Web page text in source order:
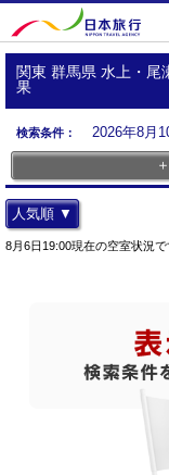
関東 群馬県 水上・
果
検索条件：
2026年8月
人気順 ▼
8月6日19:00現在の空室状況で